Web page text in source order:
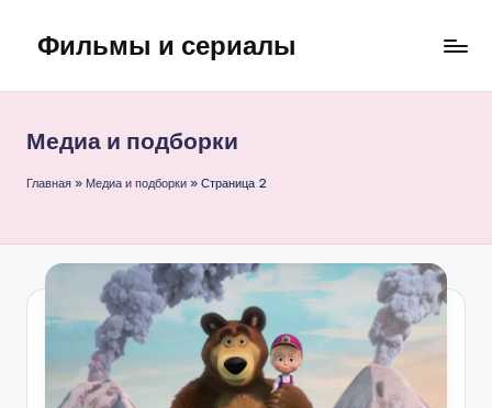
Перейти
содержимому
Фильмы и сериалы
Медиа и подборки
Главная » Медиа и подборки » Страница 2